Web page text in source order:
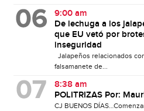
9:00 am
De lechuga a los
que EU vetó por
inseguridad
Jalapeños relacionados
falsamanete de...
8:38 am
POLITRIZAS Por:
CJ BUENOS